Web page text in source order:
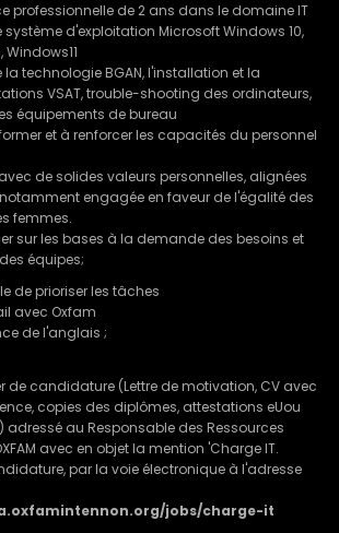
professionnelle de 2 ans dans le domaine IT
système d'exploitation Microsoft Windows 10,
Windows11
la technologie BGAN, l'installation et la
VSAT, trouble-shooting des ordinateurs,
équipements de bureau
et à renforcer les capacités du personnel
de solides valeurs personnelles, alignées
engagée en faveur de l'égalité des
femmes.
sur les bases à la demande des besoins et
équipes;
de prioriser les tâches
avec Oxfam
de l'anglais ;
de candidature (Lettre de motivation, CV avec
copies des diplômes, attestations eUou
au Responsable des Ressources
avec en objet la mention 'Charge IT.
par la voie électronique à l'adresse
jobs/charge-it